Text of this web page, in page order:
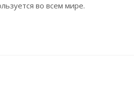
во всем мире.